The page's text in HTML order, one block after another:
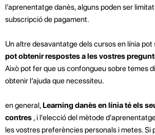
l’aprenentatge danès, alguns poden ser
subscripció de pagament.
Un altre desavantatge dels cursos en línia pot
pot obtenir respostes a les vostres
Això pot fer que us confongueu sobre temes
obtenir l’ajuda que necessiteu.
en general,Learning danès en línia té els
contres , i l'elecció del mètode
les vostres preferències personals i metes. Si